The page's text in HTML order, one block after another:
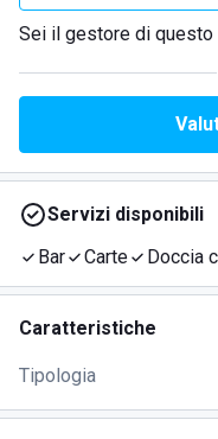
Sei il gestore di
Servizi disponibili
Bar
Carte Doccia
Caratteristiche
Tipologia